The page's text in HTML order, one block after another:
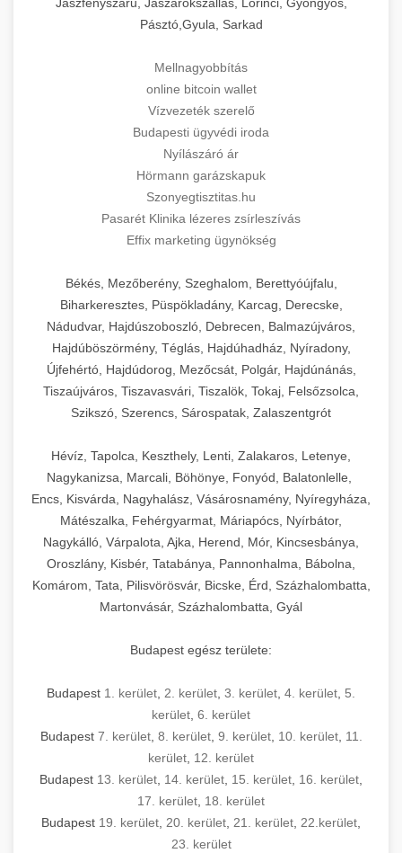
Pásztó,Gyula, Sarkad
Mellnagyobbítás
online bitcoin wallet
Vízvezeték szerelő
Budapesti ügyvédi iroda
Nyílászáró ár
Hörmann garázskapuk
Szonyegtisztitas.hu
Pasarét Klinika lézeres zsírleszívás
Effix marketing ügynökség
Békés, Mezőberény, Szeghalom, Berettyóújfalu,
Biharkeresztes, Püspökladány, Karcag, Derecske,
Nádudvar, Hajdúszoboszló, Debrecen, Balmazújváros,
Hajdúböszörmény, Téglás, Hajdúhadház, Nyíradony,
Újfehértó, Hajdúdorog, Mezőcsát, Polgár, Hajdúnánás,
Tiszaújváros, Tiszavasvári, Tiszalök, Tokaj, Felsőzsolca,
Szikszó, Szerencs, Sárospatak, Zalaszentgrót
Hévíz, Tapolca, Keszthely, Lenti, Zalakaros, Letenye,
Nagykanizsa, Marcali, Böhönye, Fonyód, Balatonlelle,
Encs, Kisvárda, Nagyhalász, Vásárosnamény, Nyíregyháza,
Mátészalka, Fehérgyarmat, Máriapócs, Nyírbátor,
Nagykálló, Várpalota, Ajka, Herend, Mór, Kincsesbánya,
Oroszlány, Kisbér, Tatabánya, Pannonhalma, Bábolna,
Komárom, Tata, Pilisvörösvár, Bicske, Érd, Százhalombatta,
Martonvásár, Százhalombatta, Gyál
Budapest egész területe:
Budapest 1. kerület 2. kerület 3. kerület 4. kerület 5.
kerület 6. kerület
Budapest 7. kerület, 8. kerület, 9. kerület, 10. kerület, 11.
kerület 12. kerület
Budapest 13. kerület 14. kerület 15. kerület 16. kerület
17. kerület 18. kerület
Budapest 19. kerület 20. kerület 21. kerület 22.kerület
23. kerület